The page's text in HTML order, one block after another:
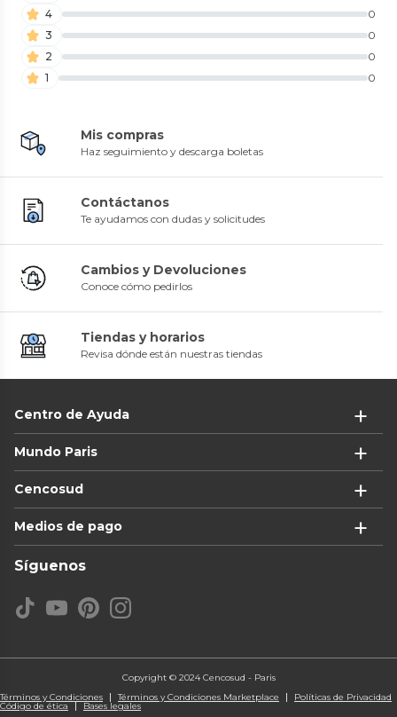
4
0
3
0
2
0
1
0
Mis compras
Haz seguimiento y descarga boletas
Contáctanos
Te ayudamos con dudas y solicitudes
Cambios y Devoluciones
Conoce cómo pedirlos
Tiendas y horarios
Revisa dónde están nuestras tiendas
Centro de Ayuda
Mundo Paris
Cencosud
Medios de pago
Síguenos
Copyright © 2024 Cencosud - Paris
Términos y Condiciones
Términos y Condiciones Marketplace Políticas de Privacidad
Código de ética Bases legales